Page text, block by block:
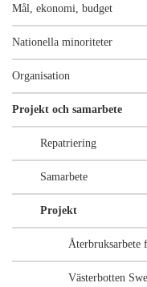
Mål, ekonomi, budget
Nationella minoriteter
Organisation
Projekt och samarbete
Repatriering
Samarbete
Projekt
Återbruksarbete
Västerbotten